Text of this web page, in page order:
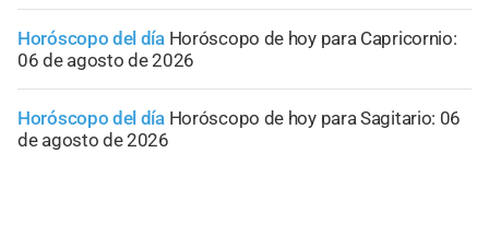
Horóscopo del día Horóscopo de hoy para Capricornio:
06 de agosto de 2026
Horóscopo del día Horóscopo de hoy para Sagitario: 06
de agosto de 2026